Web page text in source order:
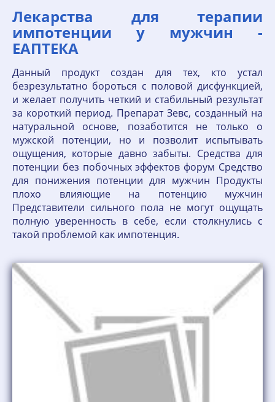
Лекарства для терапии
импотенции у мужчин -
ЕАПТЕКА
Данный продукт создан для тех, кто устал
безрезультатно бороться с половой дисфункцией,
и желает получить четкий и стабильный результат
за короткий период. Препарат Зевс, созданный на
натуральной основе, позаботится не только о
мужской потенции, но и позволит испытывать
ощущения, которые давно забыты. Средства для
потенции без побочных эффектов форум Средство
для понижения потенции для мужчин Продукты
плохо влияющие на потенцию мужчин
Представители сильного пола не могут ощущать
полную уверенность в себе, если столкнулись с
такой проблемой как импотенция.